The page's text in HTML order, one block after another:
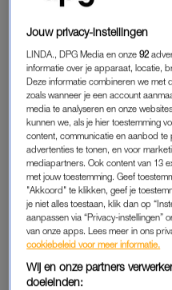
alleen doorverwezen als ze
overleden er gelukkig minder
met redenen om naar de
langer. Vrouwen vragen zelf
echo, inleiding en
zij denken dat het beter of
Maar bij sommige vrouwen
“Als er een complicatie
de bevalling is dat zeker
zijn, kan het ingrijpen juíst
bijvoorbeeld, leidt vaker tot
een vrouw zelf uitscheurt.
geweest door méér te
Jouw privacy-instellingen
LINDA., DPG Media en onze92
informatie over je apparaat, locatie,
Deze informatie combineren we met
zoals wanneer je een account
media te analyseren en onze
kunnen we, als je hier toestemming
content, communicatie en aanbod te
advertenties te tonen, en voor
mediapartners. Ook content van 13
met jouw toestemming. Geef
"Akkoord" te klikken, geef je
je niet alles toestaan, klik dan op
aanpassen via “Privacy-instellingen”
van onze apps. Lees meer in ons
cookiebeleid voor meer informatie.
Wij en onze partners
doeleinden: